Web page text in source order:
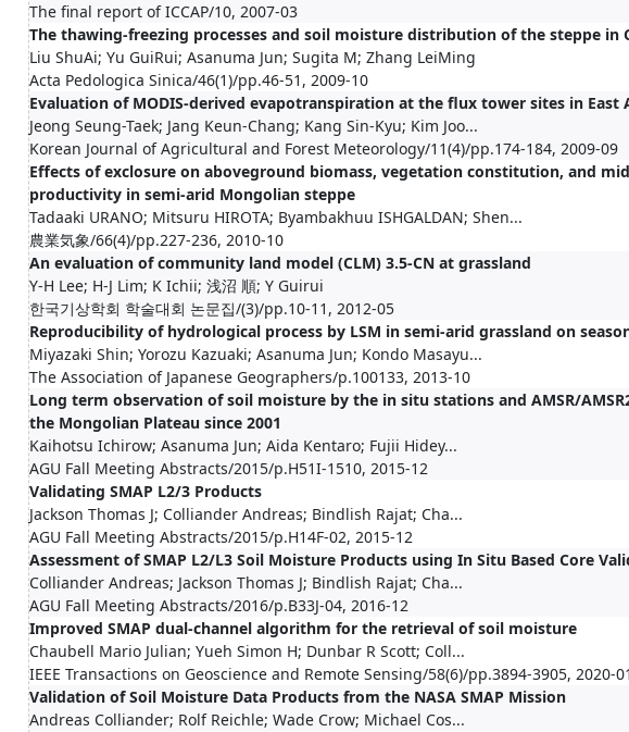
The final report of ICCAP/10, 2007-03
The thawing-freezing processes and soil moisture distribution of the steppe in
Liu ShuAi; Yu GuiRui; Asanuma Jun; Sugita M; Zhang LeiMing
Acta Pedologica Sinica/46(1)/pp.46-51, 2009-10
Evaluation of MODIS-derived evapotranspiration at the flux tower sites in East
Jeong Seung-Taek; Jang Keun-Chang; Kang Sin-Kyu; Kim Joo...
Korean Journal of Agricultural and Forest Meteorology/11(4)/pp.174-184, 2009-09
Effects of exclosure on aboveground biomass, vegetation constitution, and
productivity in semi-arid Mongolian steppe
Tadaaki URANO; Mitsuru HIROTA; Byambakhuu ISHGALDAN; Shen...
農業気象/66(4)/pp.227-236, 2010-10
An evaluation of community land model (CLM) 3.5-CN at grassland
Y-H Lee; H-J Lim; K Ichii; 浅沼 順; Y Guirui
한국기상학회 학술대회 논문집/(3)/pp.10-11, 2012-05
Reproducibility of hydrological process by LSM in semi-arid grassland on
Miyazaki Shin; Yorozu Kazuaki; Asanuma Jun; Kondo Masayu...
The Association of Japanese Geographers/p.100133, 2013-10
Long term observation of soil moisture by the in situ stations and AMSR/
the Mongolian Plateau since 2001
Kaihotsu Ichirow; Asanuma Jun; Aida Kentaro; Fujii Hidey...
AGU Fall Meeting Abstracts/2015/p.H51I-1510, 2015-12
Validating SMAP L2/3 Products
Jackson Thomas J; Colliander Andreas; Bindlish Rajat; Cha...
AGU Fall Meeting Abstracts/2015/p.H14F-02, 2015-12
Assessment of SMAP L2/L3 Soil Moisture Products using In Situ Based Core
Colliander Andreas; Jackson Thomas J; Bindlish Rajat; Cha...
AGU Fall Meeting Abstracts/2016/p.B33J-04, 2016-12
Improved SMAP dual-channel algorithm for the retrieval of soil moisture
Chaubell Mario Julian; Yueh Simon H; Dunbar R Scott; Coll...
IEEE Transactions on Geoscience and Remote Sensing/58(6)/pp.3894-3905, 2020-01
Validation of Soil Moisture Data Products from the NASA SMAP Mission
Andreas Colliander; Rolf Reichle; Wade Crow; Michael Cos...